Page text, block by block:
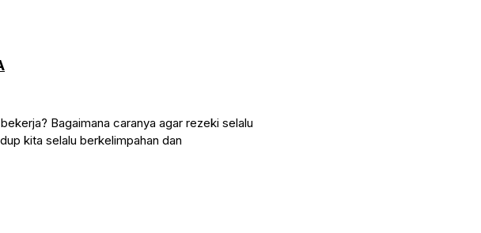
Bagaimana caranya agar rezeki selalu
kita selalu berkelimpahan dan